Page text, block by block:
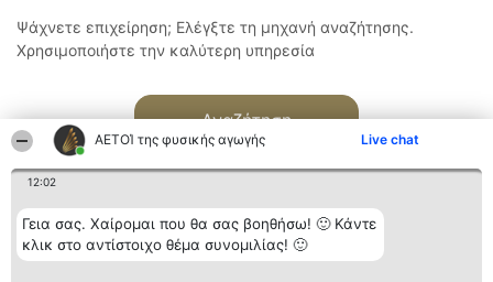
ΑΕΤΟΊ της φυσικής αγωγής Live chat
12:02
Γεια σας. Χαίρομαι που θα σας βοηθήσω! 🙂 Κάντε
κλικ στο αντίστοιχο θέμα συνομιλίας! 🙂
Ψάχνετε επιχείρηση; Ελέγξτε τη μηχανή αναζήτησης.
Χρησιμοποιήστε την καλύτερη υπηρεσία
Αναζήτηση